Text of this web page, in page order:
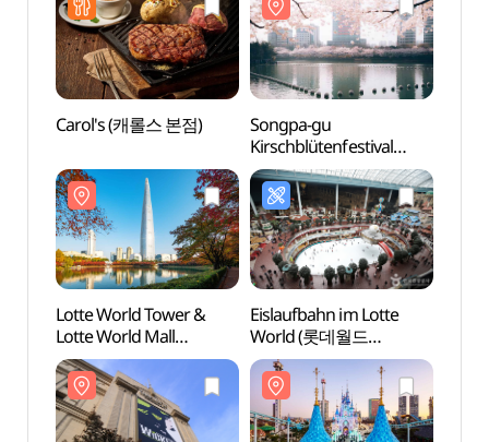
Carol's (캐롤스 본점)
Songpa-gu
Kirschblütenfestival
(송파구 호수벚꽃축제)
Lotte World Tower &
Lotte World Mall
(롯데월드타워&
롯데월드몰)
Eislaufbahn im Lotte
World (롯데월드
아이스링크(실내))